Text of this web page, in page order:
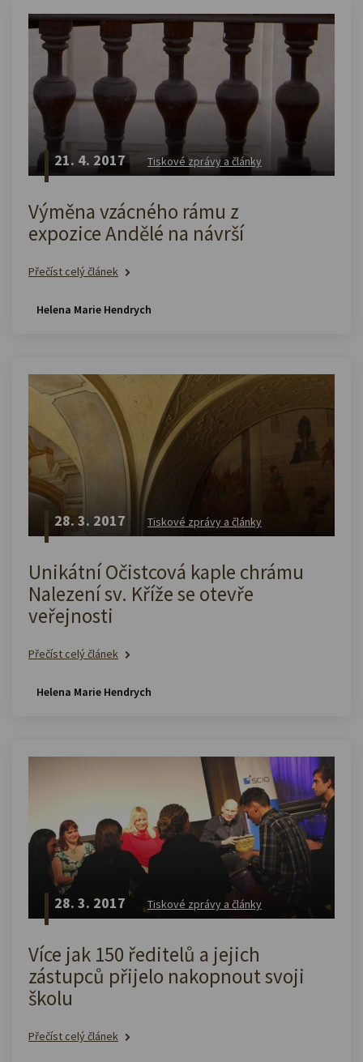
21. 4. 2017 Tiskové zprávy a články
Výměna vzácného rámu z
expozice Andělé na návrší
Přečíst celý článek
Helena Marie Hendrych
28. 3. 2017 Tiskové zprávy a články
Unikátní Očistcová kaple chrámu
Nalezení sv. Kříže se otevře
veřejnosti
Přečíst celý článek
Helena Marie Hendrych
28. 3. 2017 Tiskové zprávy a články
Více jak 150 ředitelů a jejich
zástupců přijelo nakopnout svoji
školu
Přečíst celý článek